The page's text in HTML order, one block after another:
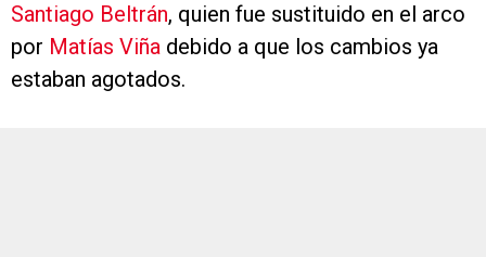
Santiago Beltrán, quien fue sustituido en el arco
por Matías Viña debido a que los cambios ya
estaban agotados.